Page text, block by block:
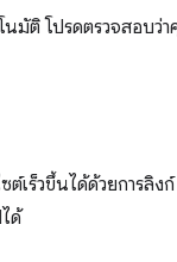
มัติ โปรดตรวจสอบว่
ซต์เร็วขึ้นได้ด้วยการ
ด้